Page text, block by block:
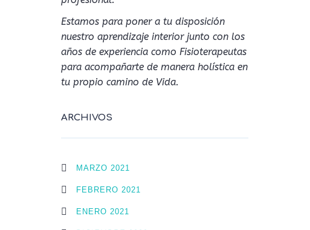
Estamos para poner a tu disposición
nuestro aprendizaje interior junto con los
años de experiencia como Fisioterapeutas
para acompañarte de manera holística en
tu propio camino de Vida.
ARCHIVOS
MARZO 2021
FEBRERO 2021
ENERO 2021